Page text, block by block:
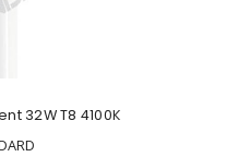
32W T8 4100K